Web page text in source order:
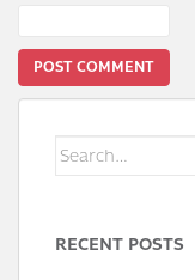
Search
for:
RECENT POSTS